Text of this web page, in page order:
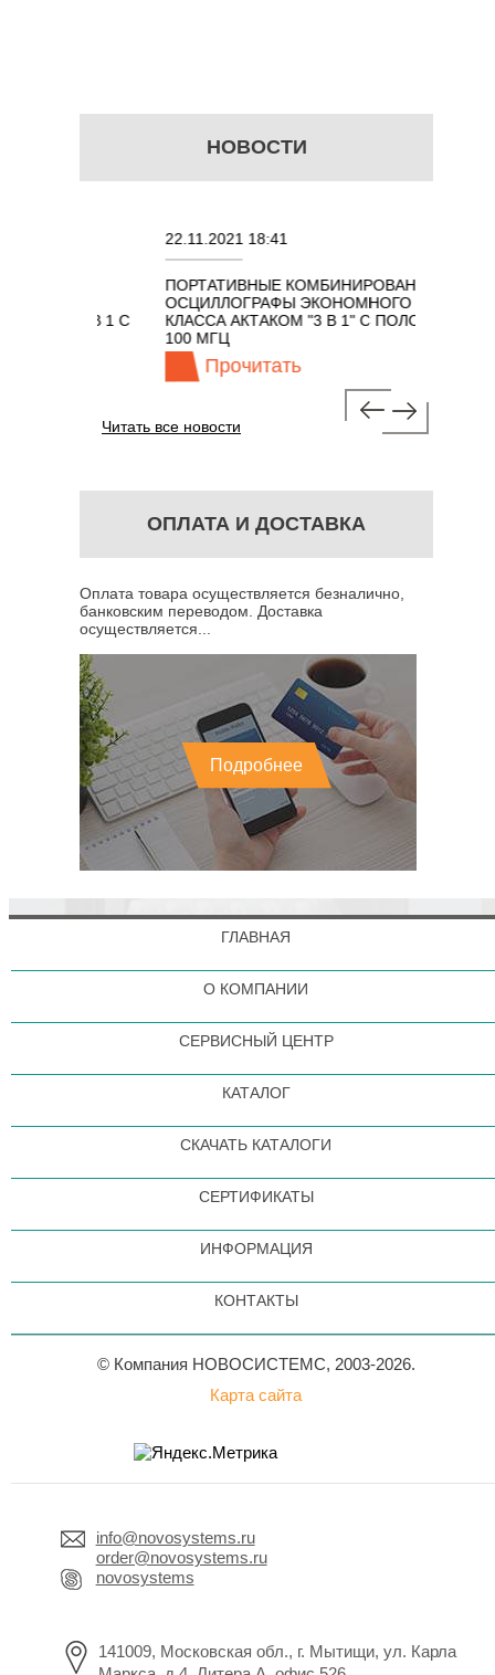
НОВОСТИ
22.11.2021 18:41
ПОРТАТИВНЫЕ КОМБИНИРОВАННЫЕ
ОСЦИЛЛОГРАФЫ ЭКОНОМНОГО
КЛАССА АКТАКОМ "3 В 1" С ПОЛОСОЙ
100 МГЦ
Прочитать
Читать все новости
ОПЛАТА И ДОСТАВКА
Оплата товара осуществляется безналично,
банковским переводом. Доставка
осуществляется...
Подробнее
ГЛАВНАЯ
О КОМПАНИИ
СЕРВИСНЫЙ ЦЕНТР
КАТАЛОГ
СКАЧАТЬ КАТАЛОГИ
СЕРТИФИКАТЫ
ИНФОРМАЦИЯ
КОНТАКТЫ
© Компания НОВОСИСТЕМС, 2003-2026.
Карта сайта
info@novosystems.ru
order@novosystems.ru
novosystems
141009, Московская обл., г. Мытищи, ул. Карла